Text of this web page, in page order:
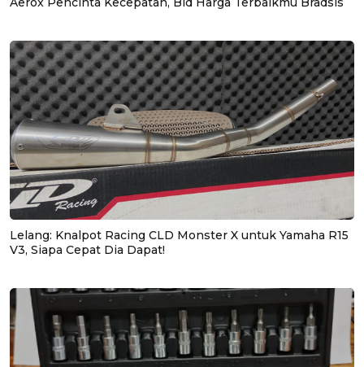
Lelang: Knalpot Racing CLD Monster X untuk Yamaha R15
V3, Siapa Cepat Dia Dapat!